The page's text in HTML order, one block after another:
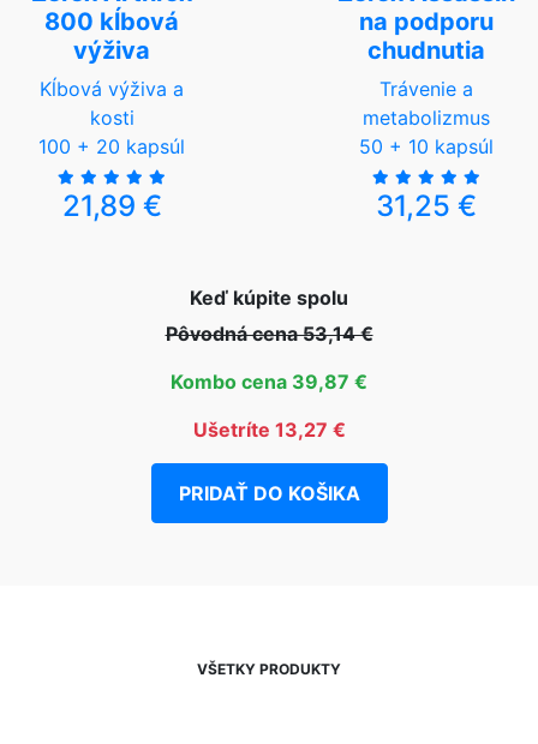
800 kĺbová
výživa
Kĺbová výživa a
kosti
100 + 20 kapsúl
21,89 €
na podporu
chudnutia
Trávenie a
metabolizmus
50 + 10 kapsúl
31,25 €
Keď kúpite spolu
Pôvodná cena 53,14 €
Kombo cena 39,87 €
Ušetríte 13,27 €
PRIDAŤ DO KOŠIKA
VŠETKY PRODUKTY